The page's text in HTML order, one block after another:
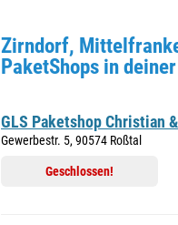
Zirndorf,
PaketShops in
GLS Paketshop Christian
Gewerbestr. 5, 90574 Roßtal
Geschlossen!